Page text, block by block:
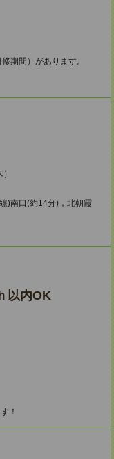
期間）があります。
)南口(約14分)，北朝霞
以内OK
！